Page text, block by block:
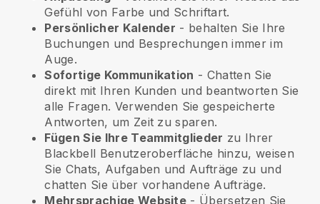
Gefühl von Farbe und Schriftart.
Persönlicher Kalender - behalten Sie Ihre
Buchungen und Besprechungen immer im
Auge.
Sofortige Kommunikation - Chatten Sie
direkt mit Ihren Kunden und beantworten Sie
alle Fragen. Verwenden Sie gespeicherte
Antworten, um Zeit zu sparen.
Fügen Sie Ihre Teammitglieder zu Ihrer
Blackbell Benutzeroberfläche hinzu, weisen
Sie Chats, Aufgaben und Aufträge zu und
chatten Sie über vorhandene Aufträge.
Mehrsprachige Website - Übersetzen Sie